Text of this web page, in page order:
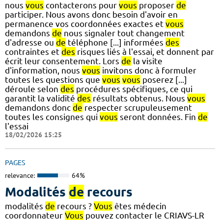
nous vous contacterons pour vous proposer de
participer. Nous avons donc besoin d'avoir en
permanence vos coordonnées exactes et vous
demandons de nous signaler tout changement
d'adresse ou de téléphone [...] informées des
contraintes et des risques liés à l'essai, et donnent par
écrit leur consentement. Lors de la visite
d'information, nous vous invitons donc à formuler
toutes les questions que vous vous poserez [...]
déroule selon des procédures spécifiques, ce qui
garantit la validité des résultats obtenus. Nous vous
demandons donc de respecter scrupuleusement
toutes les consignes qui vous seront données. Fin de
l'essai
18/02/2026 15:25
PAGES
relevance: 64%
Modalités de recours
modalités de recours ? Vous êtes médecin
coordonnateur Vous pouvez contacter le CRIAVS-LR